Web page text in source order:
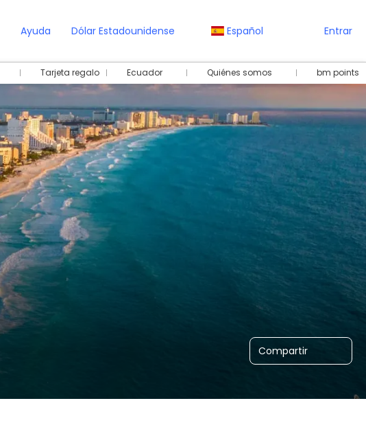
Ayuda Dólar Estadounidense Español Entrar
Tarjeta regalo Ecuador Quiénes somos bm points
Compartir